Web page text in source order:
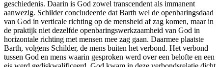
geschiedenis. Daarin is God zowel transcendent als immanent
aanwezig. Schilder concludeerde dat Barth wel de openbaringsdaad
van God in verticale richting op de mensheid af zag komen, maar in
de praktijk niet dezelfde openbaringswerkzaamheid van God in
horizontale richting met mensen mee zag gaan. Daarmee plaatste
Barth, volgens Schilder, de mens buiten het verbond. Het verbond
tussen God en mens waarin gesproken werd over een belofte en een